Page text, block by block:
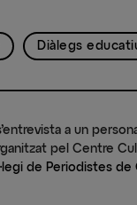
Diàlegs
a un
pel Centre
de Periodistes de